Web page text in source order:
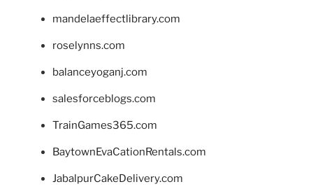
mandelaeffectlibrary.com
roselynns.com
balanceyoganj.com
salesforceblogs.com
TrainGames365.com
BaytownEvaCationRentals.com
JabalpurCakeDelivery.com